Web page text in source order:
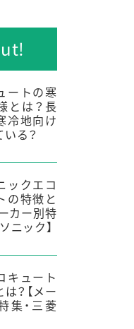
ートの寒
とは？長
冷地向け
る？
ックエコ
の特徴と
カー別特
ニック】
キュート
？【メー
集・三菱